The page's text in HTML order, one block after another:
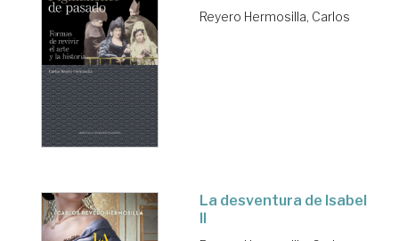
Reyero Hermosilla, Carlos
La desventura de Isabel
II